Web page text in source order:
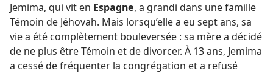
Jemima, qui vit en Espagne, a grandi dans une famille
Témoin de Jéhovah. Mais lorsqu’elle a eu sept ans, sa
vie a été complètement bouleversée : sa mère a décidé
de ne plus être Témoin et de divorcer. À 13 ans, Jemima
a cessé de fréquenter la congrégation et a refusé